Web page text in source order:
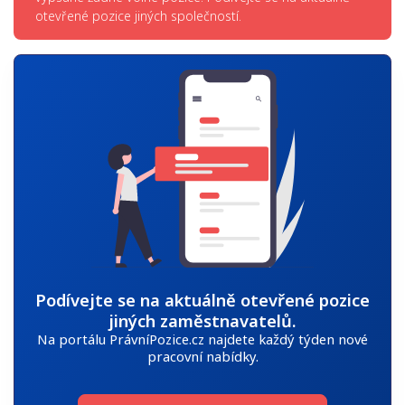
otevřené pozice jiných společností.
Podívejte se na aktuálně otevřené pozice
jiných zaměstnavatelů.
Na portálu PrávníPozice.cz najdete každý týden nové
pracovní nabídky.